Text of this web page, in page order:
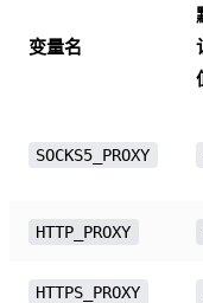
变量名
SOCKS5_PROXY
HTTP_PROXY
HTTPS_PROXY